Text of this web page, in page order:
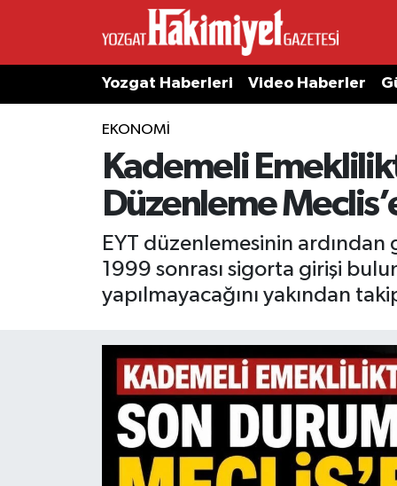
Yozgat Haberleri Video Haberler
EKONOMI
Kademeli
Düzenleme
EYT düzenlemesinin
1999 sonrası sigorta girişi
yapılmayacağını yakından